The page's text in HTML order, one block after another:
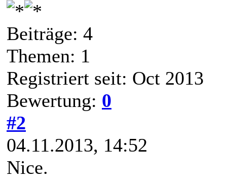
Beiträge: 4
Themen: 1
Registriert seit: Oct 2013
Bewertung: 0
#2
04.11.2013, 14:52
Nice.